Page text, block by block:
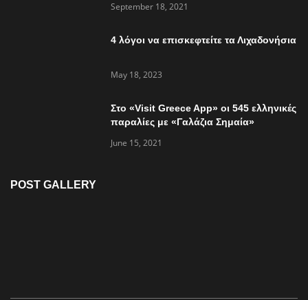
September 18, 2021
4 λόγοι να επισκεφτείτε τα Λιχαδονήσια
May 18, 2023
Στο «Visit Greece App» οι 545 ελληνικές
παραλίες με «Γαλάζια Σημαία»
June 15, 2021
POST GALLERY